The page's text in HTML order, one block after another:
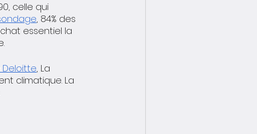
celle qui
, 84% des
essentiel la
, La
climatique. La